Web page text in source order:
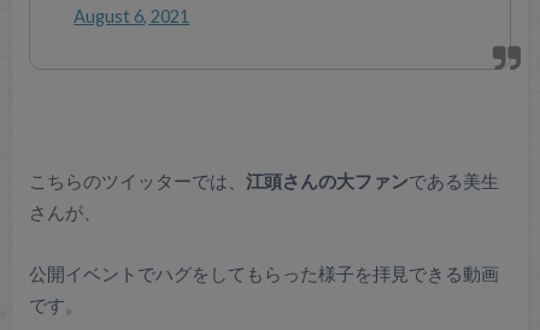
August 6, 2021
こちらのツイッターでは、 江頭さんの大ファンである美生
さんが、
公開イベントでハグをしてもらった様子を拝見できる動画
です。